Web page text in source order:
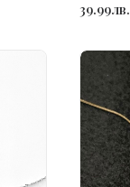
39.99лв.